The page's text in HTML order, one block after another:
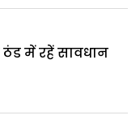
में रहें सावधान